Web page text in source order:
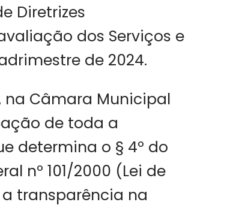
Diretrizes
dos Serviços e
de 2024.
na Câmara Municipal
de toda a
determina o § 4º do
nº 101/2000 (Lei de
transparência na